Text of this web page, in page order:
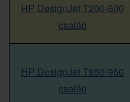
HP DesignJet T200-600
család
HP DesignJet T850-950
család